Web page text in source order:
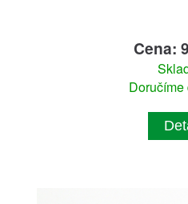
Cena:
Doručíme